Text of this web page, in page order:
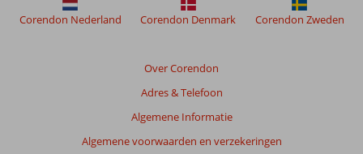
Over Corendon
Adres & Telefoon
Algemene Informatie
Algemene voorwaarden en verzekeringen
Corendon Nederland Corendon Denmark Corendon Zweden